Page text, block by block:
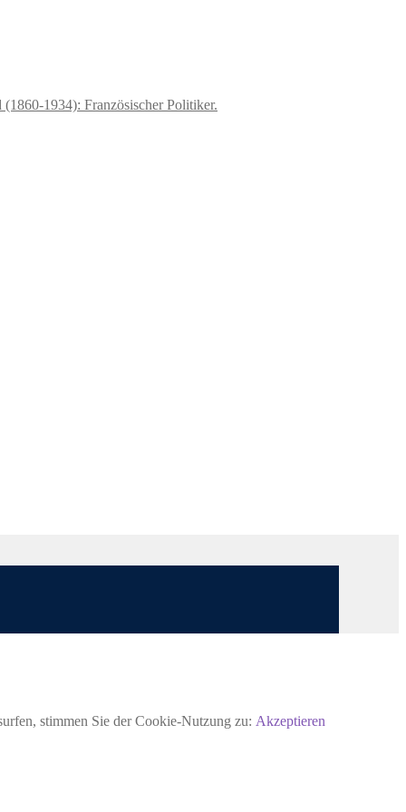
(1860-1934): Französischer Politiker.
stimmen Sie der Cookie-Nutzung zu: Akzeptieren